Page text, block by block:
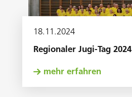
18. 11 .2024
Regionaler Jugi-Tag 2024
mehr erfahren